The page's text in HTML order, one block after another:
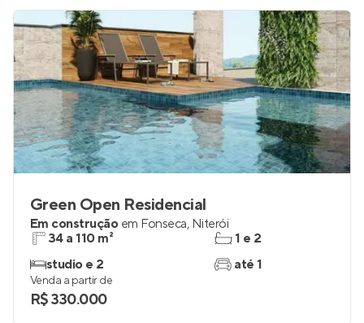
Green Open Residencial
Em construção em Fonseca, Niterói
34 a 110 m²
studio e 2
1 e 2
até 1
Venda a partir de
R$ 330.000